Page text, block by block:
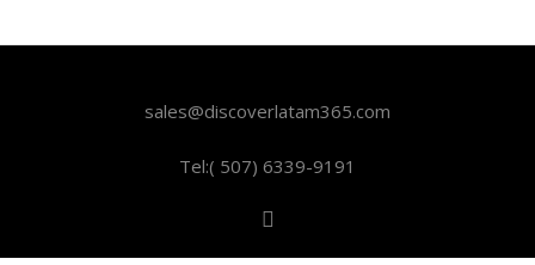
sales@discoverlatam365.com
Tel:( 507) 6339-9191